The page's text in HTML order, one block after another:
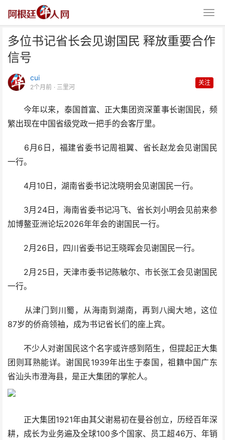
多位书记省长会见谢国民 释放重要合作
信号
cui
2个月前 · 三里河
关注
今年以来，泰国首富、正大集团资深董事长谢国民，频
繁出现在中国省级党政一把手的会客厅里。
6月6日，福建省委书记周祖翼、省长赵龙会见谢国民
一行。
4月10日，湖南省委书记沈晓明会见谢国民一行。
3月24日，海南省委书记冯飞、省长刘小明会见前来参
加博鳌亚洲论坛2026年年会的谢国民一行。
2月26日，四川省委书记王晓晖会见谢国民一行。
2月25日，天津市委书记陈敏尔、市长张工会见谢国民
一行。
从津门到川蜀，从海南到湖南，再到八闽大地，这位
87岁的侨商领袖，成为书记省长们的座上宾。
不少人对谢国民这个名字或许感到陌生，但提起正大集
团则耳熟能详。谢国民1939年出生于泰国，祖籍中国广东
省汕头市澄海县，是正大集团的掌舵人。
正大集团1921年由其父谢易初在曼谷创立，历经百年深
耕，成长为业务遍及全球100多个国家、员工超46万、年销
多位书记省长会见谢国民 释放重